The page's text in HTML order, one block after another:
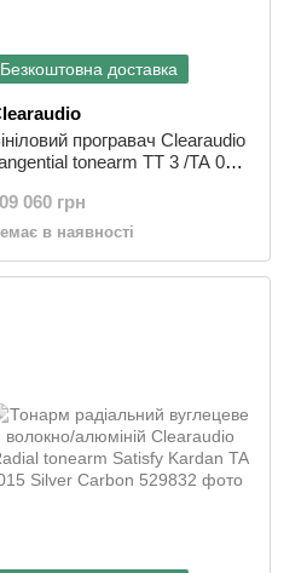
Безкоштовна доставка
програвач Clearaudio
tonearm TT 3 /TA 026
060 грн
в наявності